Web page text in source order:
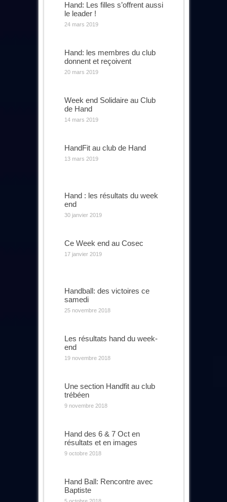
Hand: Les filles s’offrent aussi
le leader !
24 mars 2019
Hand: les membres du club
donnent et reçoivent
20 mars 2019
Week end Solidaire au Club
de Hand
14 mars 2019
HandFit au club de Hand
13 mars 2019
Hand : les résultats du week
end
30 janvier 2019
Ce Week end au Cosec
17 janvier 2019
Handball: des victoires ce
samedi
25 novembre 2018
Les résultats hand du week-
end
19 novembre 2018
Une section Handfit au club
trébéen
9 novembre 2018
Hand des 6 & 7 Oct en
résultats et en images
9 octobre 2018
Hand Ball: Rencontre avec
Baptiste